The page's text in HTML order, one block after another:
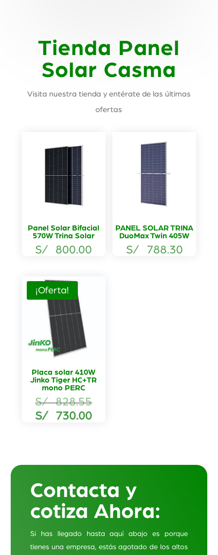
Tienda Panel
Solar Casma
Visita nuestra tienda y entérate de las últimas
ofertas
Panel Solar Bifacial
570W Trina Solar
S/ 800.00
PANEL SOLAR TRINA
DuoMax Twin 405W
S/788.30
¡Oferta!
Placa solar 410W
Jinko Tiger HC+TR
mono PERC
S/828.55El
precio
S/730.00El
S/ 730.00.
Contacta y
cotiza Ahora:
Si has llegado hasta aquí abajo es porque
tienes una empresa, estás agotado de los altos